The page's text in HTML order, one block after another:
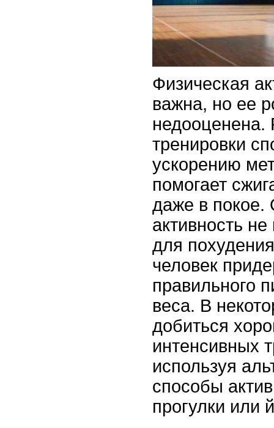
Физическая
важна, но ее
недооценена.
тренировки
ускорению
помогает
даже в покое.
активность
для
человек
правильного
веса. В
добиться
интенсивных
используя
способы
прогулки или